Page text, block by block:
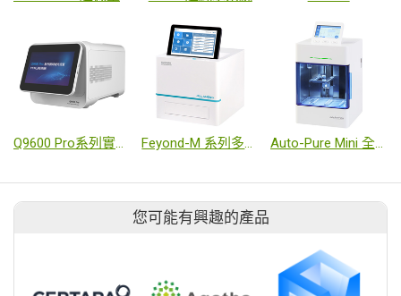
Q9600 Pro系列實時螢光定量PCR儀 Feyond-M 系列多功能酵素免疫分析儀-M300/M380/M400/M480/M500/M580 Auto-Pure Mini 全自動核酸萃取純化儀
您可能有興趣的產品